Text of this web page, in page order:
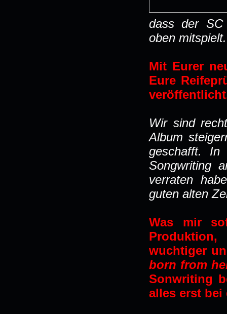
dass der SC
oben mitspielt.
Mit Eurer
Eure
Wir sind
Album
geschafft. In
Songwriting
verraten
guten alten
Was mir
wuchtiger
born from
Sonwriting
alles erst bei